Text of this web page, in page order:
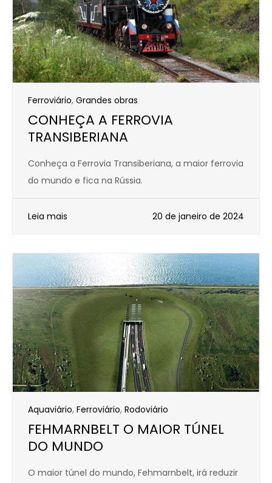
Ferroviário, Grandes obras
CONHEÇA A FERROVIA
TRANSIBERIANA
Conheça a Ferrovia Transiberiana, a maior ferrovia
do mundo e fica na Rússia.
Leia mais 20 de janeiro de 2024
Aquaviário, Ferroviário, Rodoviário
FEHMARNBELT O MAIOR TÚNEL
DO MUNDO
O maior túnel do mundo, Fehmarnbelt, irá reduzir